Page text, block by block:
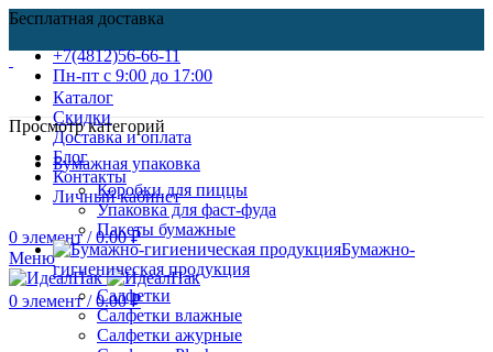
Бесплатная доставка
+7(4812)56-66-11
Пн-пт c 9:00 до 17:00
Каталог
Скидки
Доставка и оплата
Блог
Контакты
Личный кабинет
0 элемент / 0.00₽
Меню
0 элемент / 0.00₽
Просмотр категорий
Бумажная упаковка
Коробки для пиццы
Упаковка для фаст-фуда
Пакеты бумажные
Бумажно-
гигиеническая продукция
Салфетки
Салфетки влажные
Салфетки ажурные